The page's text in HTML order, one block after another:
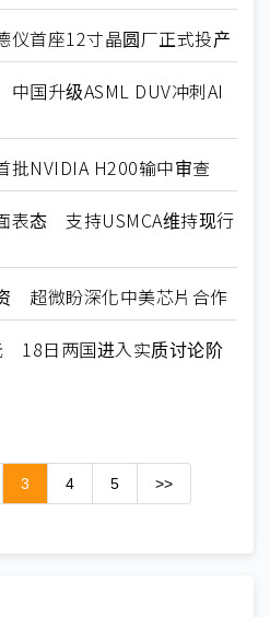
首座12寸晶圆厂正式投产
国升级ASML DUV冲刺AI
NVIDIA H200输中审查
表态 支持USMCA维持现行
超微盼深化中美芯片合作
18日两国进入实质讨论阶
3 4 5 >>